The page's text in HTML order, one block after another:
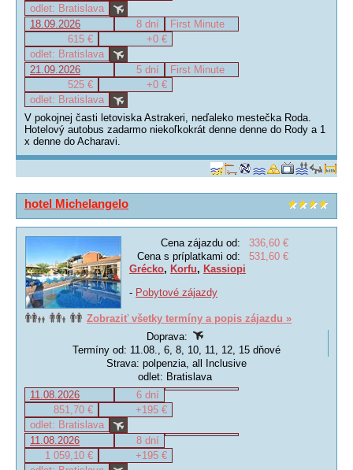
odlet: Bratislava
18.09.2026
8 dní
First Minute
615 €
+0 €
odlet: Bratislava
21.09.2026
5 dní
First Minute
525 €
+0 €
odlet: Bratislava
V pokojnej časti letoviska Astrakeri, neďaleko mestečka Roda.
Hotelový autobus zadarmo niekoľkokrát denne denne do Rody a 1
x denne do Acharavi.
hotel Michelangelo
Cena zájazdu od:
336,60 €
Cena s príplatkami od:
531,60 €
Grécko, Korfu, Kassiopi
- Pobytové zájazdy
Zobraziť všetky termíny a popis zájazdu »
Doprava:
Termíny od: 11.08., 6, 8, 10, 11, 12, 15 dňové
Strava: polpenzia, all Inclusive
odlet: Bratislava
11.08.2026
6 dní
851,70 €
+195 €
odlet: Bratislava
11.08.2026
8 dní
1 059,10 €
+195 €